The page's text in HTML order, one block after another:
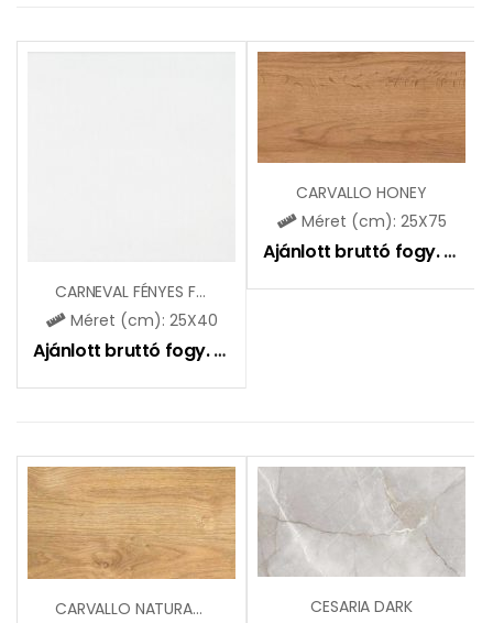
CARNEVAL FÉNYES FEHÉR ZBK601
Méret (cm): 25X40
Ajánlott bruttó fogy. ár:
CARVALLO HONEY
Méret (cm): 25X75
Ajánlott bruttó fogy. ár:
CARVALLO NATURAL ( CCR141)
CESARIA DARK